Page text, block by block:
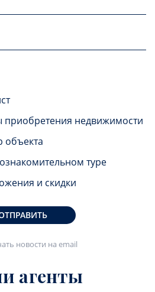
приобретения недвижимости
объекта
туре
и скидки
новости на email
агенты